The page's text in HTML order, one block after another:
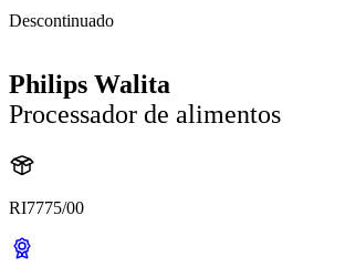
Descontinuado
Philips Walita
Processador de alimentos
RI7775/00